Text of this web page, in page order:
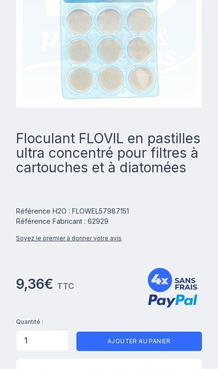
Floculant FLOVIL en pastilles
ultra concentré pour filtres à
cartouches et à diatomées
Référence H2O : FLOWEL57987151
Référence Fabricant : 62929
Soyez le premier à donner votre avis
9,36€ TTC
Quantité :
AJOUTER AU PANIER